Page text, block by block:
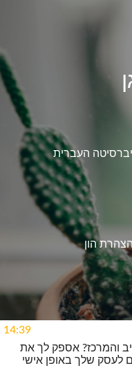
העברית
הון
14:39
והמרכז? אספק לך את
לעסק שלך באופן אישי